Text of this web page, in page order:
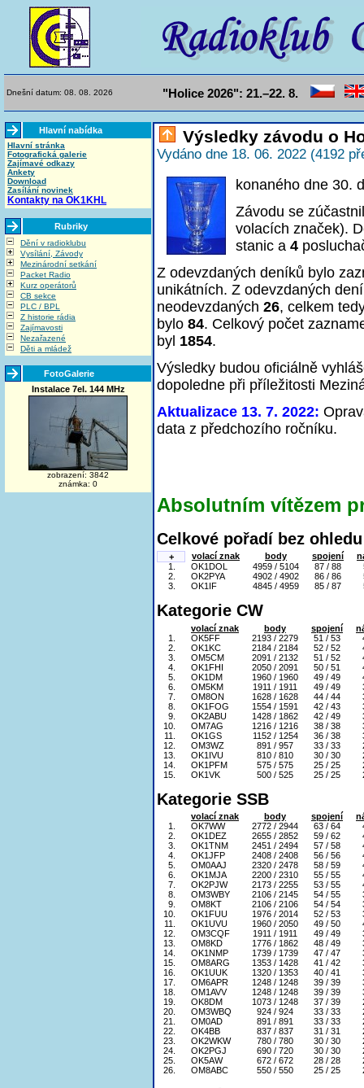
Dnešní datum: 08. 08. 2026 "Holice 2026": 21.–22. 8.
Hlavní nabídka
Hlavní stránka
Fotografická galerie
Zajímavé odkazy
Ankety
Download
Zasílání novinek
Kontakty na OK1KHL
Rubriky
Dění v radioklubu
Vysílání, Závody
Mezinárodní setkání
Packet Radio
Kurz operátorů
CB sekce
PLC / BPL
Z historie rádia
Zajímavosti
Nezařazené
Děti a mládež
FotoGalerie
Instalace 7el. 144 MHz
zobrazení: 3842
známka: 0
Výsledky závodu o
Vydáno dne 18. 06. 2022 (4192
konaného dne 30.
Závodu se
volacích značek).
stanic a 4
Z odevzdaných deníků bylo
unikátních. Z odevzdaných
neodevzdaných 26, celkem
bylo 84. Celkový počet
byl 1854.
Výsledky budou oficiálně
dopoledne při příležitosti
Aktualizace 13. 7. 2022:
data z předchozího ročníku.
Absolutním vítězem
Celkové pořadí bez
+ volací znak body spojení
1.
OK1DOL 4959 / 5104 87 / 88
2.
OK2PYA 4902 / 4902 86 / 86
3.
OK1IF 4845 / 4959 85 / 87
Kategorie CW
volací znak body spojení
1.
OK5FF 2193 / 2279 51 / 53
2.
OK1KC 2184 / 2184 52 / 52
3.
OM5CM 2091 / 2132 51 / 52
4.
OK1FHI 2050 / 2091 50 / 51
5.
OK1DM 1960 / 1960 49 / 49
6.
OM5KM 1911 / 1911 49 / 49
7.
OM8ON 1628 / 1628 44 / 44
8.
OK1FOG 1554 / 1591 42 / 43
9.
OK2ABU 1428 / 1862 42 / 49
10.
OM7AG 1216 / 1216 38 / 38
11.
OK1GS 1152 / 1254 36 / 38
12.
OM3WZ 891 / 957 33 / 33
13.
OK1IVU 810 / 810 30 / 30
14.
OK1PFM 575 / 575 25 / 25
15.
OK1VK 500 / 525 25 / 25
Kategorie SSB
volací znak body spojení
1.
OK7WW 2772 / 2944 63 / 64
2.
OK1DEZ 2655 / 2852 59 / 62
3.
OK1TNM 2451 / 2494 57 / 58
4.
OK1JFP 2408 / 2408 56 / 56
5.
OM0AAJ 2320 / 2478 58 / 59
6.
OK1MJA 2200 / 2310 55 / 55
7.
OK2PJW 2173 / 2255 53 / 55
8.
OM3WBY 2106 / 2145 54 / 55
9.
OM8KT 2106 / 2106 54 / 54
10.
OK1FUU 1976 / 2014 52 / 53
11.
OK1UVU 1960 / 2050 49 / 50
12.
OM3CQF 1911 / 1911 49 / 49
13.
OM8KD 1776 / 1862 48 / 49
14.
OK1NMP 1739 / 1739 47 / 47
15.
OM8ARG 1353 / 1428 41 / 42
16.
OK1UUK 1320 / 1353 40 / 41
17.
OM6APR 1248 / 1248 39 / 39
18.
OM1AVV 1248 / 1248 39 / 39
19.
OK8DM 1073 / 1248 37 / 39
20.
OM3WBQ 924 / 924 33 / 33
21.
OM0AD 891 / 891 33 / 33
22.
OK4BB 837 / 837 31 / 31
23.
OK2WKW 780 / 780 30 / 30
24.
OK2PGJ 690 / 720 30 / 30
25.
OK5AW 672 / 672 28 / 28
26.
OM8ABC 550 / 550 25 / 25